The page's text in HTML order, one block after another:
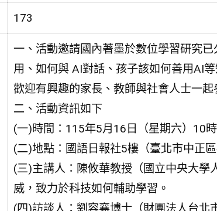
173
一、活動邀請國內著墨於數位學習研究
用、如何與 AI對話、孩子該如何善用AI
歡迎有興趣的家長、教師與社會人士一起
二、活動資訊如下
(一)時間：115年5月16日（星期六）10
(二)地點：國語日報社5樓（臺北市中正區
(三)主講人：陳攸華教授（國立中央大
威，致力於科技如何輔助學習。